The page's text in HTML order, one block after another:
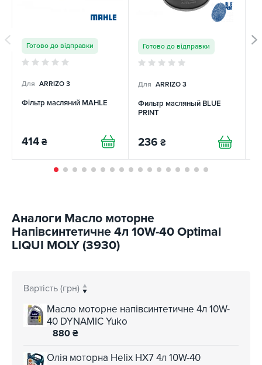
Готово до відправки
Для ARRIZO 3
Фільтр масляний MAHLE
414 ₴
Готово до відправки
Для ARRIZO 3
Фильтр масляный BLUE
PRINT
236 ₴
Аналоги Масло моторне
Напівсинтетичне 4л 10W-40 Optimal
LIQUI MOLY (3930)
Вартість (грн)
Масло моторне напівсинтетичне 4л 10W-
40 DYNAMIC Yuko
880 ₴
Олія моторна Helix HX7 4л 10W-40